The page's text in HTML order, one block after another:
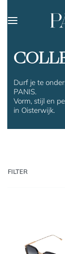
Durf je te
PANIS.
Vorm, stijl en
in Oisterwijk.
FILTER